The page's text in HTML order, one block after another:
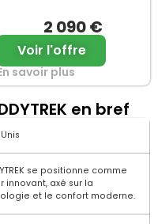
2 090 €
Voir l'offre
savoir plus
en bref
se positionne comme
innovant, axé sur la
et le confort moderne.